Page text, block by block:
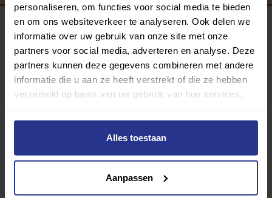
personaliseren, om functies voor social media te bieden
en om ons websiteverkeer te analyseren. Ook delen we
informatie over uw gebruik van onze site met onze
partners voor social media, adverteren en analyse. Deze
partners kunnen deze gegevens combineren met andere
informatie die u aan ze heeft verstrekt of die ze hebben
verzameld op basis van uw gebruik van hun services.
Alles toestaan
Aanpassen
Programma van:
340 gemeenten